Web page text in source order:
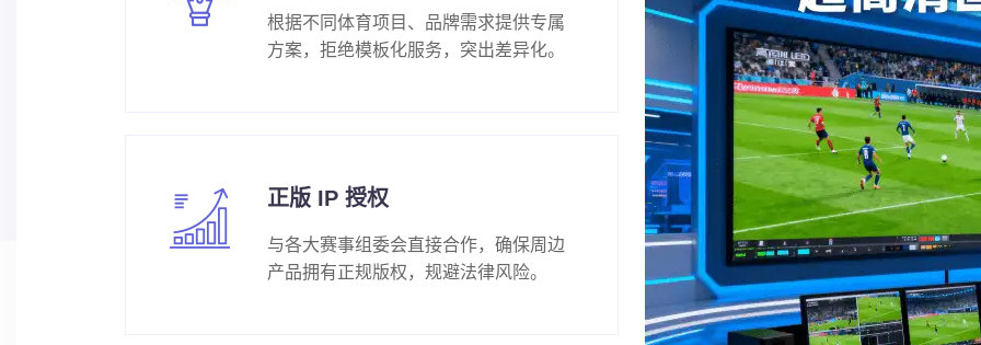
根据不同体育项目、品牌需求提供专属
方案，拒绝模板化服务，突出差异化。
正版 IP 授权
与各大赛事组委会直接合作，确保周边
产品拥有正规版权，规避法律风险。